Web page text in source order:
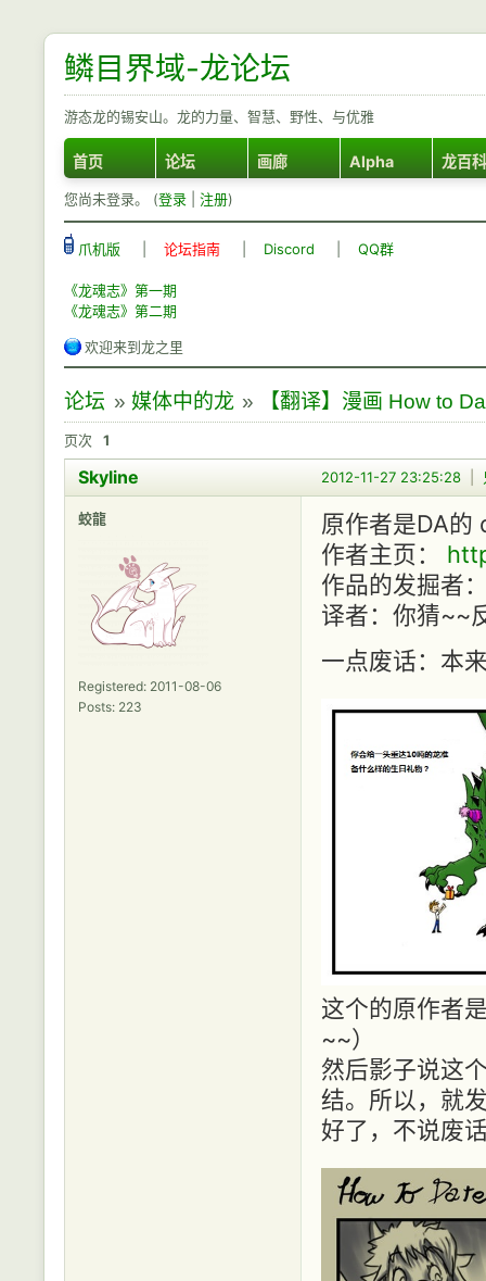
鳞目界域-龙论坛
游态龙的锡安山。龙的力量、智慧、野性、与优雅
首页 论坛 画廊 Alpha 龙百科
您尚未登录。 (登录 注册)
爪机版 论坛指南 Discord QQ群
《龙魂志》第一期
《龙魂志》第二期
欢迎来到龙之里
论坛 » 媒体中的龙 » 【翻译】漫画 How to
页次 1
2012-11-27 23:25:28
Skyline
蛟龍
Registered: 2011-08-06
Posts: 223
原作者是DA
作者主页：
作品的发掘者
译者：你猜~~
一点废话：本
这个的原作者
~~）
然后影子说这
结。所以，就
好了，不说废